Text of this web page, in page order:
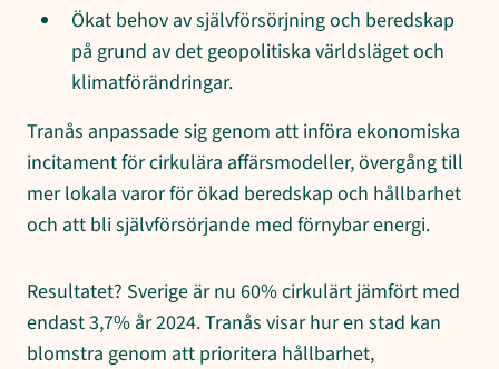
Ökat behov av självförsörjning och beredskap
på grund av det geopolitiska världsläget och
klimatförändringar.
Tranås anpassade sig genom att införa ekonomiska
incitament för cirkulära affärsmodeller, övergång till
mer lokala varor för ökad beredskap och hållbarhet
och att bli självförsörjande med förnybar energi.
Resultatet? Sverige är nu 60% cirkulärt jämfört med
endast 3,7% år 2024. Tranås visar hur en stad kan
blomstra genom att prioritera hållbarhet,